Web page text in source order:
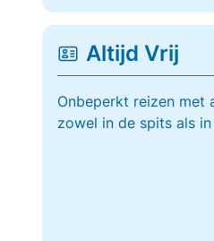
Altijd Vrij
Onbeperkt reizen met
zowel in de spits als